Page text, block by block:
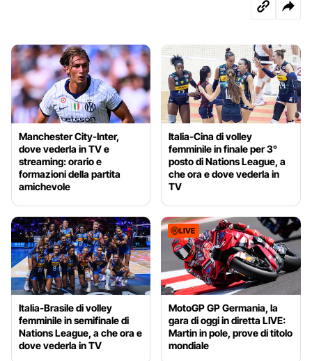
Manchester City-Inter,
dove vederla in TV e
streaming: orario e
formazioni della partita
amichevole
Italia-Cina di volley
femminile in finale per 3°
posto di Nations League, a
che ora e dove vederla in
TV
Italia-Brasile di volley
femminile in semifinale di
Nations League, a che ora e
dove vederla in TV
LIVE
MotoGP GP Germania, la
gara di oggi in diretta LIVE:
Martin in pole, prove di titolo
mondiale